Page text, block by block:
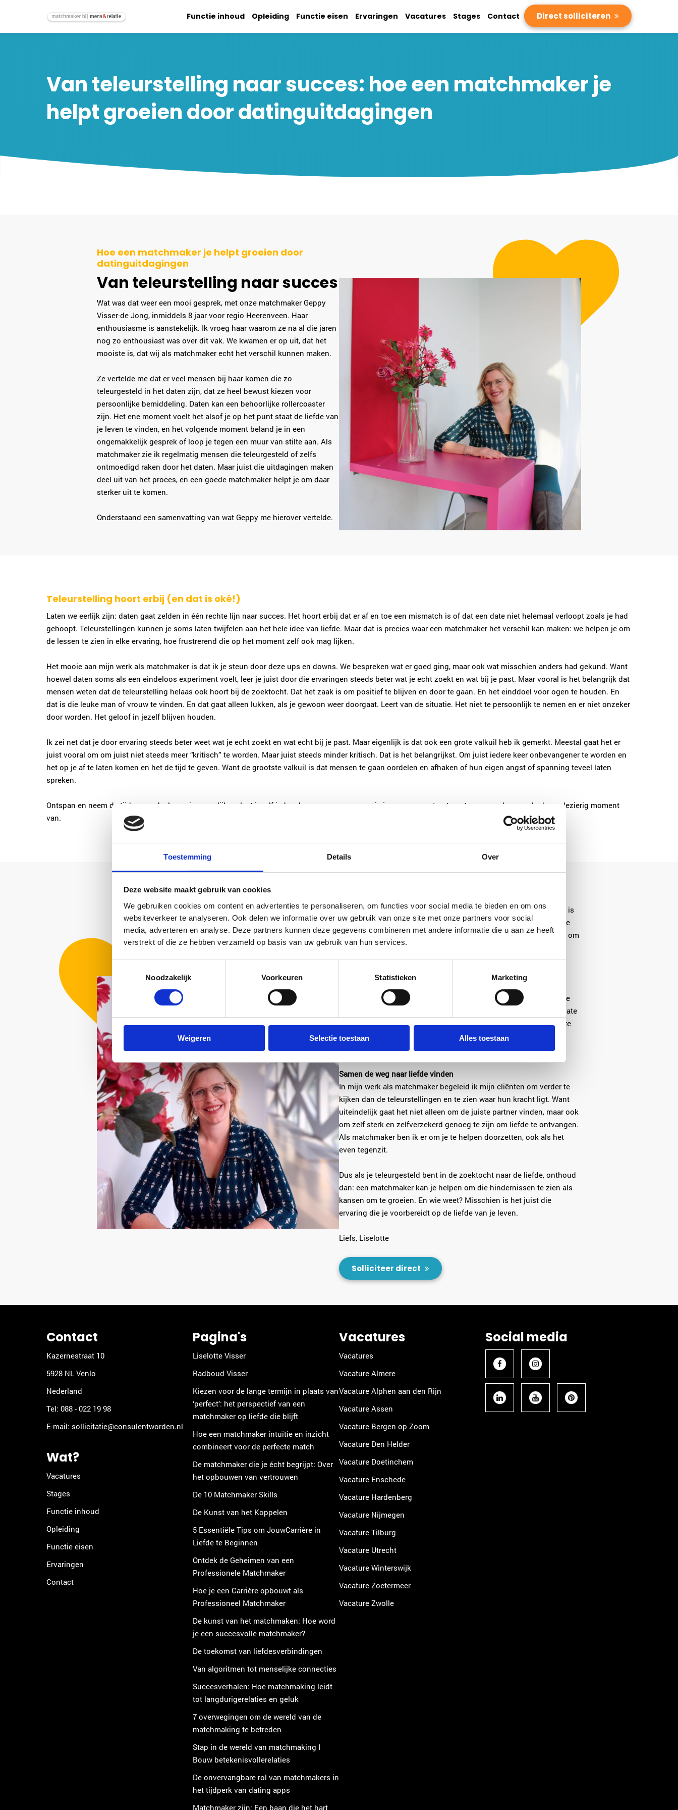
Toestemming Details Over
Deze website maakt gebruik van cookies
We gebruiken cookies om content en advertenties te personaliseren, om functies voor social media te bieden en om ons
websiteverkeer te analyseren. Ook delen we informatie over uw gebruik van onze site met onze partners voor social
media, adverteren en analyse. Deze partners kunnen deze gegevens combineren met andere informatie die u aan ze heeft
verstrekt of die ze hebben verzameld op basis van uw gebruik van hun services.
Noodzakelijk
Voorkeuren Statistieken Marketing
Weigeren Selectie toestaan Alles toestaan
Functie inhoud Opleiding Functie eisen Ervaringen Vacatures Stages Contact Direct solliciteren
Van teleurstelling naar succes: hoe een matchmaker je
helpt groeien door datinguitdagingen
Hoe een matchmaker je helpt groeien door
datinguitdagingen
Van teleurstelling naar succes
Wat was dat weer een mooi gesprek, met onze matchmaker Geppy
Visser-de Jong, inmiddels 8 jaar voor regio Heerenveen. Haar
enthousiasme is aanstekelijk. Ik vroeg haar waarom ze na al die jaren
nog zo enthousiast was over dit vak. We kwamen er op uit, dat het
mooiste is, dat wij als matchmaker echt het verschil kunnen maken.
Ze vertelde me dat er veel mensen bij haar komen die zo
teleurgesteld in het daten zijn, dat ze heel bewust kiezen voor
persoonlijke bemiddeling. Daten kan een behoorlijke rollercoaster
zijn. Het ene moment voelt het alsof je op het punt staat de liefde van
je leven te vinden, en het volgende moment beland je in een
ongemakkelijk gesprek of loop je tegen een muur van stilte aan. Als
matchmaker zie ik regelmatig mensen die teleurgesteld of zelfs
ontmoedigd raken door het daten. Maar juist die uitdagingen maken
deel uit van het proces, en een goede matchmaker helpt je om daar
sterker uit te komen.
Onderstaand een samenvatting van wat Geppy me hierover vertelde.
Teleurstelling hoort erbij (en dat is oké!)
Laten we eerlijk zijn: daten gaat zelden in één rechte lijn naar succes. Het hoort erbij dat er af en toe een mismatch is of dat een date niet helemaal verloopt zoals je had
gehoopt. Teleurstellingen kunnen je soms laten twijfelen aan het hele idee van liefde. Maar dat is precies waar een matchmaker het verschil kan maken: we helpen je om
de lessen te zien in elke ervaring, hoe frustrerend die op het moment zelf ook mag lijken.
Het mooie aan mijn werk als matchmaker is dat ik je steun door deze ups en downs. We bespreken wat er goed ging, maar ook wat misschien anders had gekund. Want
hoewel daten soms als een eindeloos experiment voelt, leer je juist door die ervaringen steeds beter wat je echt zoekt en wat bij je past. Maar vooral is het belangrijk dat
mensen weten dat de teleurstelling helaas ook hoort bij de zoektocht. Dat het zaak is om positief te blijven en door te gaan. En het einddoel voor ogen te houden. En
dat is die leuke man of vrouw te vinden. En dat gaat alleen lukken, als je gewoon weer doorgaat. Leert van de situatie. Het niet te persoonlijk te nemen en er niet onzeker
door worden. Het geloof in jezelf blijven houden.
Ik zei net dat je door ervaring steeds beter weet wat je echt zoekt en wat echt bij je past. Maar eigenlijk is dat ook een grote valkuil heb ik gemerkt. Meestal gaat het er
juist vooral om om juist niet steeds meer “kritisch” te worden. Maar juist steeds minder kritisch. Dat is het belangrijkst. Om juist iedere keer onbevangener te worden en
het op je af te laten komen en het de tijd te geven. Want de grootste valkuil is dat mensen te gaan oordelen en afhaken of hun eigen angst of spanning teveel laten
spreken.
Ontspan en neem de tijd en oordeel zo min mogelijk en laat jezelf iedere keer weer verrassen wie je nu weer gaat ontmoeten en maak er een leuk en plezierig moment
van.
Een van de belangrijkste dingen die een matchmaker je kan leren, is
dus hoe je met de juiste mindset aan daten begint. In plaats van te
denken dat elke date de laatste moet zijn – dat de perfecte match om
de hoek moet wachten – gaan we daten met een open en
nieuwsgierige houding. Je ontmoet nieuwe mensen, hoort hun
verhalen, en ontdekt wat je wel en niet aanspreekt.
Het draait om leren genieten van het proces, in plaats van alleen te
focussen op de eindbestemming. Want laten we eerlijk zijn: een date
kan een fijne ervaring zijn, ook al blijkt die persoon niet ‘de ware’ te
zijn. Met die mindset wordt daten een stuk leuker en minder
stressvol.
Samen de weg naar liefde vinden
In mijn werk als matchmaker begeleid ik mijn cliënten om verder te
kijken dan de teleurstellingen en te zien waar hun kracht ligt. Want
uiteindelijk gaat het niet alleen om de juiste partner vinden, maar ook
om zelf sterk en zelfverzekerd genoeg te zijn om liefde te ontvangen.
Als matchmaker ben ik er om je te helpen doorzetten, ook als het
even tegenzit.
Dus als je teleurgesteld bent in de zoektocht naar de liefde, onthoud
dan: een matchmaker kan je helpen om die hindernissen te zien als
kansen om te groeien. En wie weet? Misschien is het juist die
ervaring die je voorbereidt op de liefde van je leven.
Liefs, Liselotte
Solliciteer direct
Contact
Kazernestraat 10
5928 NL Venlo
Nederland
Tel: 088 - 022 19 98
E-mail: sollicitatie@consulentworden.nl
Wat?
Vacatures
Stages
Functie inhoud
Opleiding
Functie eisen
Ervaringen
Contact
Pagina's
Liselotte Visser
Radboud Visser
Kiezen voor de lange termijn in plaats van
‘perfect’: het perspectief van een
matchmaker op liefde die blijft
Hoe een matchmaker intuïtie en inzicht
combineert voor de perfecte match
De matchmaker die je écht begrijpt: Over
het opbouwen van vertrouwen
De 10 Matchmaker Skills
De Kunst van het Koppelen
5 Essentiële Tips om JouwCarrière in
Liefde te Beginnen
Ontdek de Geheimen van een
Professionele Matchmaker
Hoe je een Carrière opbouwt als
Professioneel Matchmaker
De kunst van het matchmaken: Hoe word
je een succesvolle matchmaker?
De toekomst van liefdesverbindingen
Van algoritmen tot menselijke connecties
Succesverhalen: Hoe matchmaking leidt
tot langdurigerelaties en geluk
7 overwegingen om de wereld van de
matchmaking te betreden
Stap in de wereld van matchmaking I
Bouw betekenisvollerelaties
De onvervangbare rol van matchmakers in
het tijdperk van dating apps
Matchmaker zijn: Een baan die het hart
Vacatures
Vacatures
Vacature Almere
Vacature Alphen aan den Rijn
Vacature Assen
Vacature Bergen op Zoom
Vacature Den Helder
Vacature Doetinchem
Vacature Enschede
Vacature Hardenberg
Vacature Nijmegen
Vacature Tilburg
Vacature Utrecht
Vacature Winterswijk
Vacature Zoetermeer
Vacature Zwolle
Social media